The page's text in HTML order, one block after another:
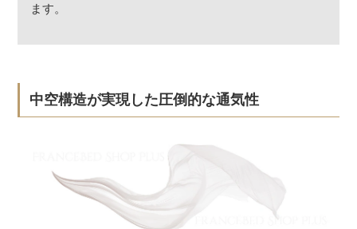
ます。
中空構造が実現した圧倒的な通気性